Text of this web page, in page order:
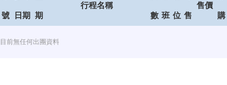
號 日期 期
行程名稱
數 班 位 售
售價
購
目前無任何出團資料